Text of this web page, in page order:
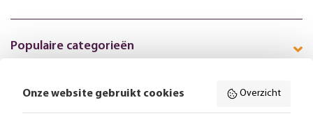
Populaire categorieën
Onze website gebruikt cookies Overzicht